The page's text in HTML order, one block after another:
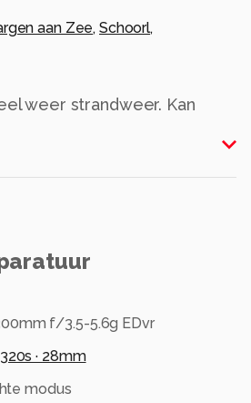
aan Zee,Schoorl,
weer strandweer. Kan
al weer van een tijdje
zonnig weer, maar de
mij alleen had.
f/3.5-5.6g EDvr
· 28mm
modus